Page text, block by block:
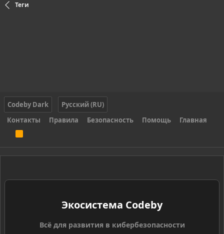
Теги
Codeby Dark
Русский (RU)
Контакты
Правила Безопасность Помощь Главная
S
Экосистема Codeby
Всё для развития в кибербезопасности